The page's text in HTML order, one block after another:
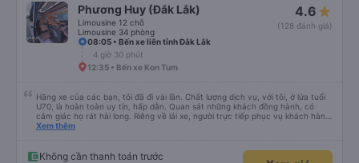
Phương Huy (Đắk Lắk)
Limousine 12 chỗ
Limousine 34 phòng
4.6
(128 đánh giá)
08:05 • Bến xe liên tỉnh Đắk Lắk
4 giờ 30 phút
12:35 • Bến xe Kon Tum
Hãng xe của các bạn, tôi đã đi vài lần. Chất lượng dịch vụ, với tôi, ở lứa tuổi
U70, là hoàn toàn uy tín, hấp dẫn. Quan sát những khách đồng hành, có
cảm giác họ rát hài long. Riêng về lái xe, người trực tiếp phục vụ khách hàng,
thì rât chu đáo. Đánh giá tổng thể: Hãng xe các bạn phục vụ khách chuyên
Xem thêm
Không cần thanh toán trước